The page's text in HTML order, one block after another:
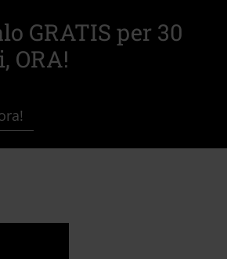
GRATIS per 30
ORA!